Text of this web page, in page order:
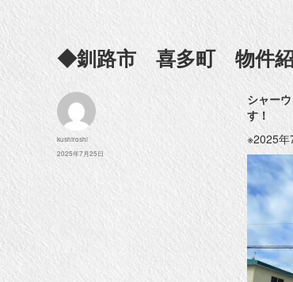
◆釧路市 喜多町 物件
シャー
す！
※2025年
投
者
kushiroshi
投
2025年7月25日